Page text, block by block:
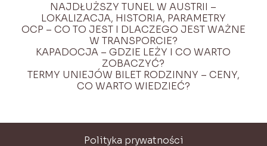
NAJDŁUŻSZY TUNEL W AUSTRII –
LOKALIZACJA, HISTORIA, PARAMETRY
OCP – CO TO JEST I DLACZEGO JEST WAŻNE
W TRANSPORCIE?
KAPADOCJA – GDZIE LEŻY I CO WARTO
ZOBACZYĆ?
TERMY UNIEJÓW BILET RODZINNY – CENY,
CO WARTO WIEDZIEĆ?
Polityka prywatności